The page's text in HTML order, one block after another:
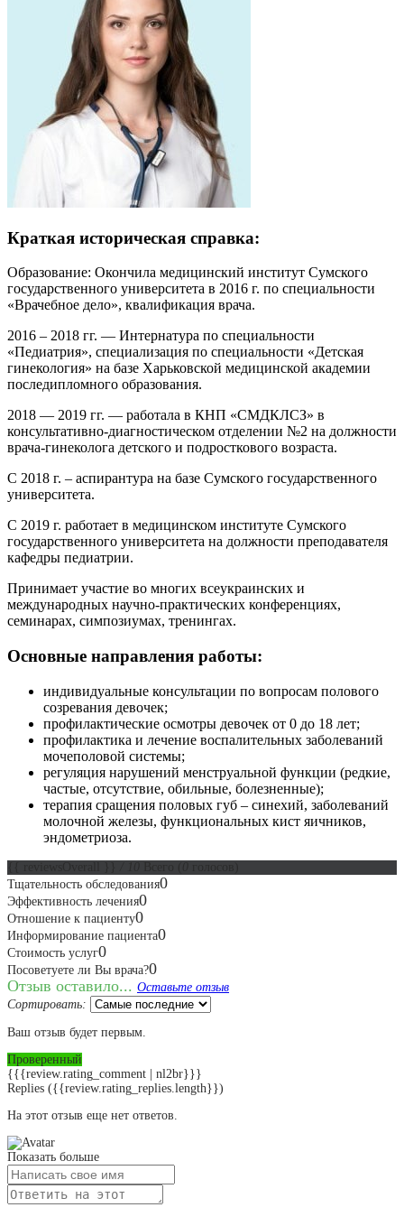
Краткая историческая справка:
Образование: Окончила медицинский институт Сумского
государственного университета в 2016 г. по специальности
«Врачебное дело», квалификация врача.
2016 – 2018 гг. — Интернатура по специальности
«Педиатрия», специализация по специальности «Детская
гинекология» на базе Харьковской медицинской академии
последипломного образования.
2018 — 2019 гг. — работала в КНП «СМДКЛСЗ» в
консультативно-диагностическом отделении №2 на должности
врача-гинеколога детского и подросткового возраста.
С 2018 г. – аспирантура на базе Сумского государственного
университета.
С 2019 г. работает в медицинском институте Сумского
государственного университета на должности преподавателя
кафедры педиатрии.
Принимает участие во многих всеукраинских и
международных научно-практических конференциях,
семинарах, симпозиумах, тренингах.
Основные направления работы:
индивидуальные консультации по вопросам полового
созревания девочек;
профилактические осмотры девочек от 0 до 18 лет;
профилактика и лечение воспалительных заболеваний
мочеполовой системы;
регуляция нарушений менструальной функции (редкие,
частые, отсутствие, обильные, болезненные);
терапия сращения половых губ – синехий, заболеваний
молочной железы, функциональных кист яичников,
эндометриоза.
Тщательность обследования0
Эффективность лечения0
Отношение к пациенту0
Информирование пациента0
Стоимость услуг0
Посоветуете ли Вы врача?0
Отзыв оставило... Оставьте отзыв
Сортировать:
Ваш отзыв будет первым.
Проверенный
{{{review.rating_comment | nl2br}}}
Replies ({{review.rating_replies.length}})
На этот отзыв еще нет ответов.
Показать больше